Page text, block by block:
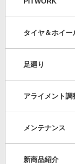
タイヤ＆ホイー
足廻り
アライメント調
メンテナンス
新商品紹介